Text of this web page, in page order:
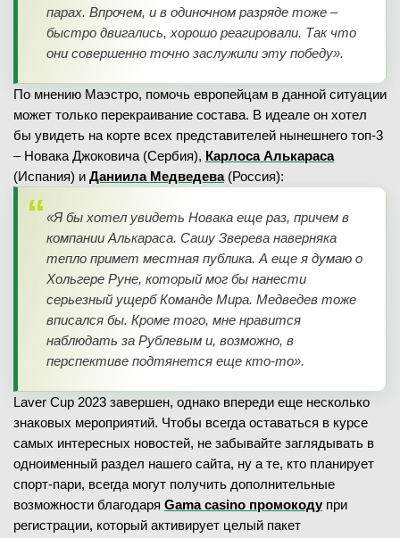
парах. Впрочем, и в одиночном разряде тоже –
быстро двигались, хорошо реагировали. Так что
они совершенно точно заслужили эту победу».
По мнению Маэстро, помочь европейцам в данной ситуации
может только перекраивание состава. В идеале он хотел
бы увидеть на корте всех представителей нынешнего топ-3
– Новака Джоковича (Сербия), Карлоса Алькараса
(Испания) и Даниила Медведева(Россия):
«Я бы хотел увидеть Новака еще раз, причем в
компании Алькараса. Сашу Зверева наверняка
тепло примет местная публика. А еще я думаю о
Хольгере Руне, который мог бы нанести
серьезный ущерб Команде Мира. Медведев тоже
вписался бы. Кроме того, мне нравится
наблюдать за Рублевым и, возможно, в
перспективе подтянется еще кто-то».
Laver Cup 2023 завершен, однако впереди еще несколько
знаковых мероприятий. Чтобы всегда оставаться в курсе
самых интересных новостей, не забывайте заглядывать в
одноименный раздел нашего сайта, ну а те, кто планирует
спорт-пари, всегда могут получить дополнительные
возможности благодаря Gama casino промокоду при
регистрации, который активирует целый пакет